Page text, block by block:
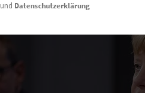
und Datenschutzerklärung